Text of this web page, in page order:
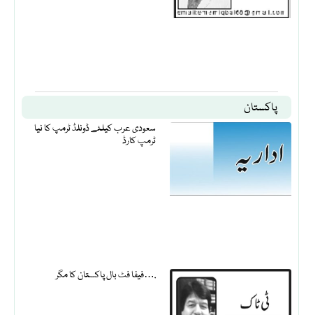
پاکستان
سعودی عرب کیلئے ڈونلڈ ٹرمپ کا نیا
ٹرمپ کارڈ
فیفا فٹ بال پاکستان کا مگر….